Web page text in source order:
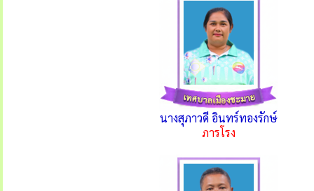
นางสุภาวดี อินทร์ทองรักษ์
ภารโรง